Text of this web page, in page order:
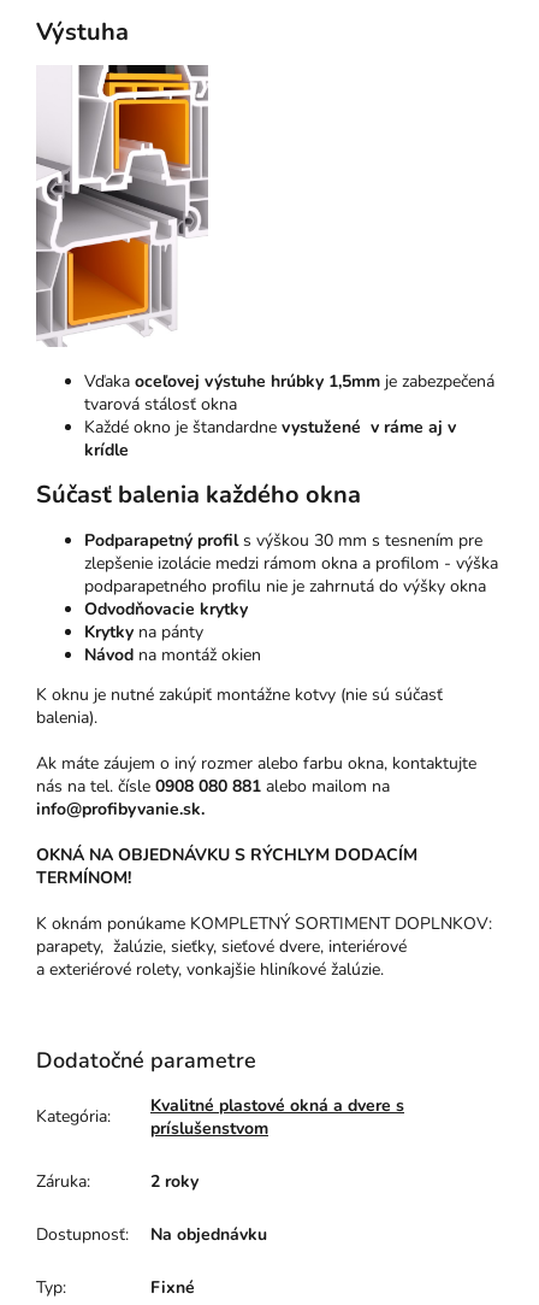
Výstuha
Vďaka oceľovej výstuhe hrúbky 1,5mm je zabezpečená
tvarová stálosť okna
Každé okno je štandardne vystužené v ráme aj v
krídle
Súčasť balenia každého okna
Podparapetný profils výškou 30 mm s tesnením pre
zlepšenie izolácie medzi rámom okna a profilom - výška
podparapetného profilu nie je zahrnutá do výšky okna
Odvodňovacie krytky
Krytky na pánty
Návod na montáž okien
K oknu je nutné zakúpiť montážne kotvy (nie sú súčasť
balenia).
Ak máte záujem o iný rozmer alebo farbu okna, kontaktujte
nás na tel. čísle 0908 080 881 alebo mailom na
info@profibyvanie.sk.
OKNÁ NA OBJEDNÁVKU S RÝCHLYM DODACÍM
TERMÍNOM!
K oknám ponúkame KOMPLETNÝ SORTIMENT DOPLNKOV:
parapety, žalúzie, sieťky, sieťové dvere, interiérové
a exteriérové rolety, vonkajšie hliníkové žalúzie.
Dodatočné parametre
Kategória:
Kvalitné plastové okná a dvere s
príslušenstvom
Záruka: 2 roky
Dostupnosť: Na objednávku
Typ: Fixné